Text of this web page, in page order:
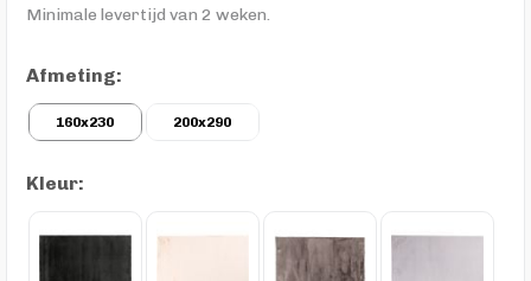
Minimale levertijd van 2 weken.
Afmeting:
160x230 200x290
Kleur: